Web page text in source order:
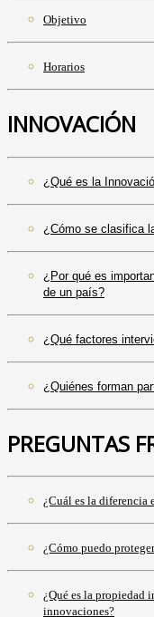
Objetivo
Horarios
INNOVACIÓN
¿Qué es la
¿Cómo se clasifica
¿Por qué es
de un país?
¿Qué factores
¿Quiénes forman
PREGUNTAS
¿Cuál es la diferencia
¿Cómo puedo
¿Qué es la propiedad
innovaciones?